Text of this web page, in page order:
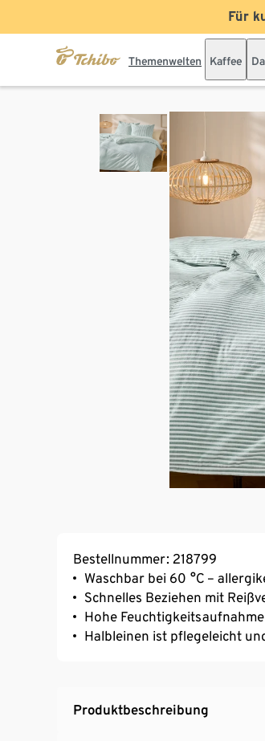
Für
Themenwelten Kaffee
Bestellnummer: 218799
Waschbar bei 60 °C –
Schnelles Beziehen mit
Hohe
Halbleinen ist pflegeleicht
Produktbeschreibung